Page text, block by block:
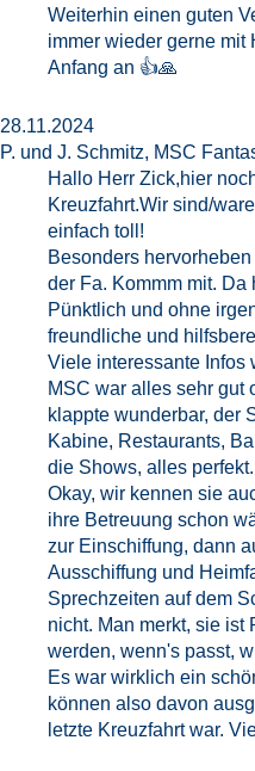
Weiterhin einen guten
immer wieder gerne
Anfang an 👍🙏
28.11.2024
P. und J. Schmitz, MSC
Hallo Herr Zick,hier
Kreuzfahrt.Wir sind/
einfach toll!
Besonders
der Fa. Kommm mit.
Pünktlich und ohne
freundliche und
Viele interessante Infos
MSC war alles sehr gut
klappte wunderbar, der
Kabine, Restaurants,
die Shows, alles
Okay, wir kennen sie
ihre Betreuung schon
zur Einschiffung, dann
Ausschiffung und
Sprechzeiten auf dem
nicht. Man merkt, sie ist
werden, wenn's passt,
Es war wirklich ein
können also davon
letzte Kreuzfahrt war.